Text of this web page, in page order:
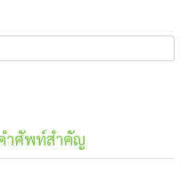
ำศัพท์สำคัญ